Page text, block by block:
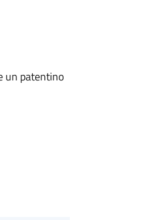
un patentino